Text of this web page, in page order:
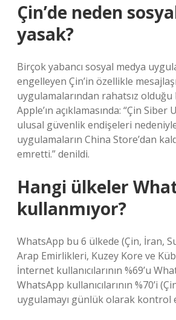
Çin’de neden
yasak?
Birçok yabancı sosyal medya
engelleyen Çin’in özellikle
uygulamalarından rahatsız
Apple’ın açıklamasında: “Çin Siber
ulusal güvenlik endişeleri
uygulamaların China Store’dan
emretti.” denildi.
Hangi ülkeler
kullanmıyor?
WhatsApp bu 6 ülkede (Çin, İran,
Arap Emirlikleri, Kuzey Kore ve
İnternet kullanıcılarının %69’u
WhatsApp kullanıcılarının %70’i
uygulamayı günlük olarak kontrol